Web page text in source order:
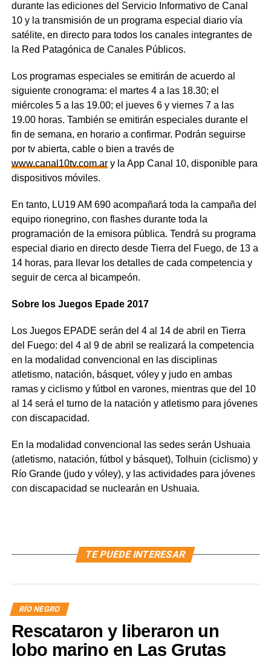
durante las ediciones del Servicio Informativo de Canal
10 y la transmisión de un programa especial diario vía
satélite, en directo para todos los canales integrantes de
la Red Patagónica de Canales Públicos.
Los programas especiales se emitirán de acuerdo al
siguiente cronograma: el martes 4 a las 18.30; el
miércoles 5 a las 19.00; el jueves 6 y viernes 7 a las
19.00 horas. También se emitirán especiales durante el
fin de semana, en horario a confirmar. Podrán seguirse
por tv abierta, cable o bien a través de
www.canal10tv.com.ary la App Canal 10, disponible para
dispositivos móviles.
En tanto, LU19 AM 690 acompañará toda la campaña del
equipo rionegrino, con flashes durante toda la
programación de la emisora pública. Tendrá su programa
especial diario en directo desde Tierra del Fuego, de 13 a
14 horas, para llevar los detalles de cada competencia y
seguir de cerca al bicampeón.
Sobre los Juegos Epade 2017
Los Juegos EPADE serán del 4 al 14 de abril en Tierra
del Fuego: del 4 al 9 de abril se realizará la competencia
en la modalidad convencional en las disciplinas
atletismo, natación, básquet, vóley y judo en ambas
ramas y ciclismo y fútbol en varones, mientras que del 10
al 14 será el turno de la natación y atletismo para jóvenes
con discapacidad.
En la modalidad convencional las sedes serán Ushuaia
(atletismo, natación, fútbol y básquet), Tolhuin (ciclismo) y
Río Grande (judo y vóley), y las actividades para jóvenes
con discapacidad se nuclearán en Ushuaia.
TE PUEDE INTERESAR
RÍO NEGRO
Rescataron y liberaron un
lobo marino en Las Grutas